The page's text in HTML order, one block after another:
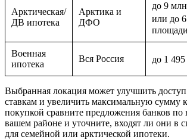
Арктическая/
ДВ ипотека
Арктика и
ДФО
до 9
или до
Военная
ипотека
Вся Россия до 1
Выбранная локация может улучшить
ставкам и увеличить максимальную сумму
покупкой сравните предложения банков по
вашем районе и уточните, входят ли они в
для семейной или арктической ипотеки.